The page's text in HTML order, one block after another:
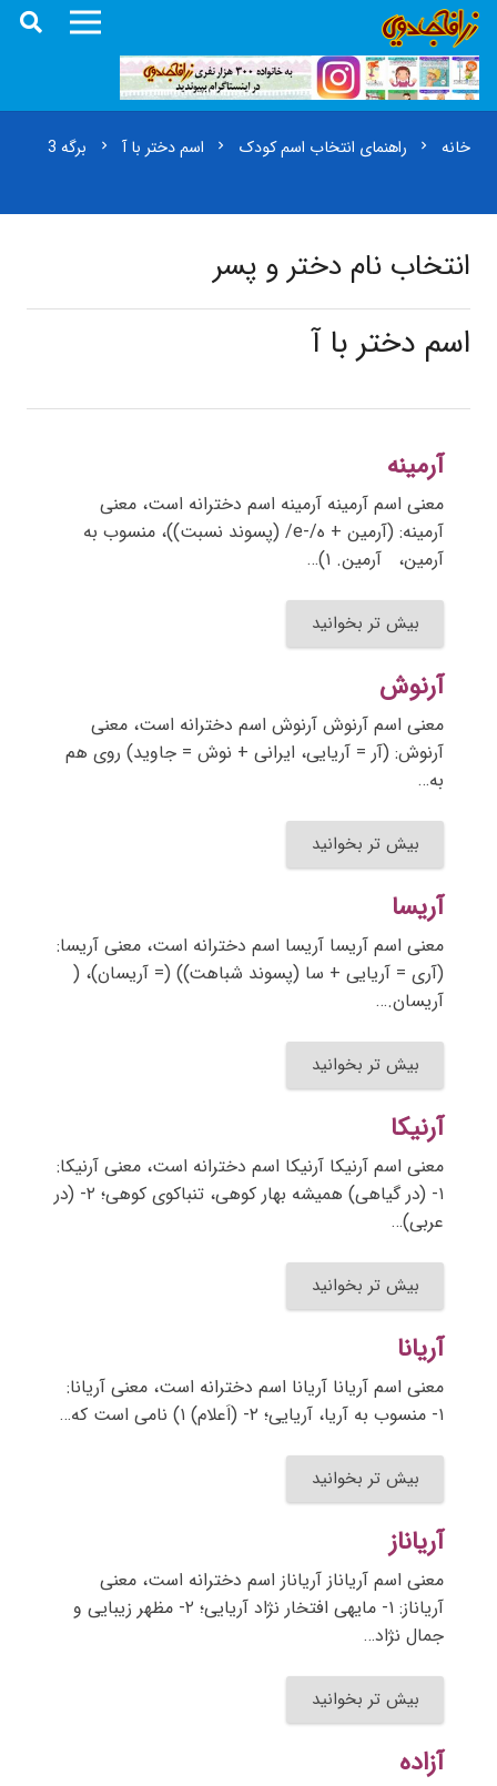
خانه chevron_right راهنمای انتخاب اسم کودک chevron_right اسم دختر با آ chevron_right برگه 3
انتخاب نام دختر و پسر
اسم دختر با آ
آرمینه
معنی اسم آرمینه آرمینه اسم دخترانه است، معنی
آرمینه: (آرمین + ه/-e/ (پسوند نسبت))، منسوب به
آرمین، آرمین. ۱)…
بیش تر بخوانید
آرنوش
معنی اسم آرنوش آرنوش اسم دخترانه است، معنی
آرنوش: (آر = آریایی، ایرانی + نوش = جاوید) روی هم
به…
بیش تر بخوانید
آریسا
معنی اسم آریسا آریسا اسم دخترانه است، معنی آریسا:
(آری = آریایی + سا (پسوند شباهت)) (= آریسان)، (
آریسان.…
بیش تر بخوانید
آرنیکا
معنی اسم آرنیکا آرنیکا اسم دخترانه است، معنی آرنیکا:
۱- (در گیاهی) همیشه بهار کوهی، تنباکوی کوهی؛ ۲- (در
عربی)…
بیش تر بخوانید
آریانا
معنی اسم آریانا آریانا اسم دخترانه است، معنی آریانا:
۱- منسوب به آریا، آریایی؛ ۲- (اَعلام) ۱) نامی است که…
بیش تر بخوانید
آریاناز
معنی اسم آریاناز آریاناز اسم دخترانه است، معنی
آریاناز: ۱- مایهی افتخار نژاد آریایی؛ ۲- مظهر زیبایی و
جمال نژاد…
بیش تر بخوانید
آزاده